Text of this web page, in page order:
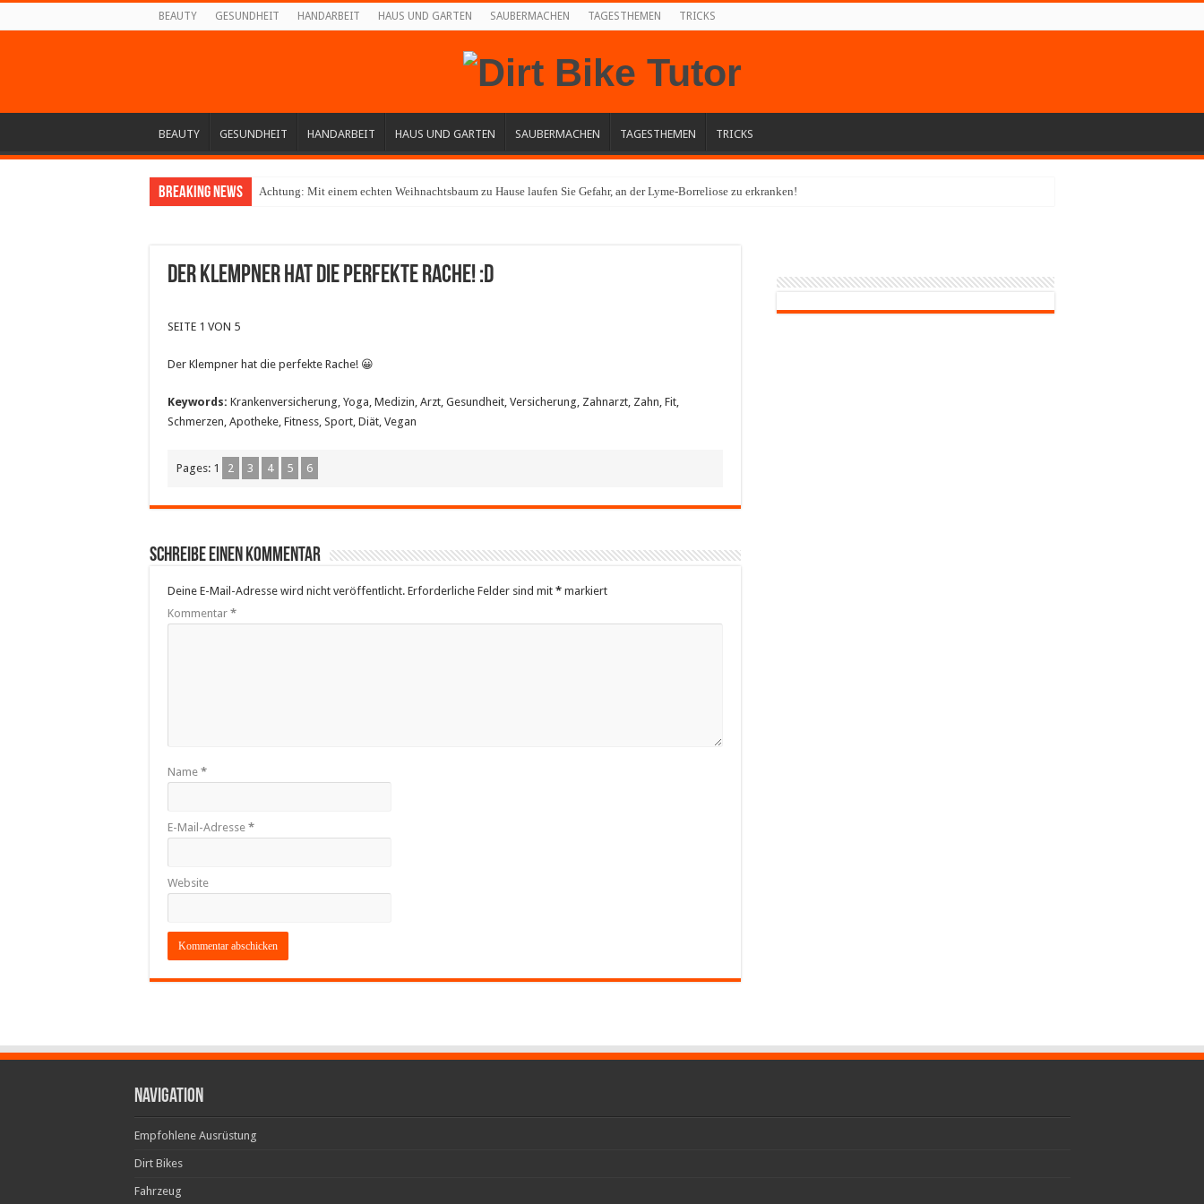
BEAUTY GESUNDHEIT HANDARBEIT HAUS UND GARTEN SAUBERMACHEN TAGESTHEMEN TRICKS
BEAUTY GESUNDHEIT HANDARBEIT HAUS UND GARTEN SAUBERMACHEN TAGESTHEMEN TRICKS
Breaking News Achtung: Mit einem echten Weihnachtsbaum zu Hause laufen Sie Gefahr, an der Lyme-Borreliose zu erkranken!
Der Klempner hat die perfekte Rache! :D
SEITE 1 VON 5
Der Klempner hat die perfekte Rache! 😀
Keywords: Krankenversicherung, Yoga, Medizin, Arzt, Gesundheit, Versicherung, Zahnarzt, Zahn, Fit,
Schmerzen, Apotheke, Fitness, Sport, Diät, Vegan
Pages: 1 2 3 4 5 6
Schreibe einen Kommentar
Deine E-Mail-Adresse wird nicht veröffentlicht. Erforderliche Felder sind mit * markiert
Kommentar *
Name *
E-Mail-Adresse *
Website
Navigation
Empfohlene Ausrüstung
Dirt Bikes
Fahrzeug